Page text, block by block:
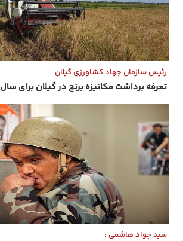
رئیس سازمان جهاد کشاورزی گیلان :
تعرفه برداشت مکانیزه برنج در گیلان برای سال ۱۴۰۵ ابلاغ شد
سید جواد هاشمی :